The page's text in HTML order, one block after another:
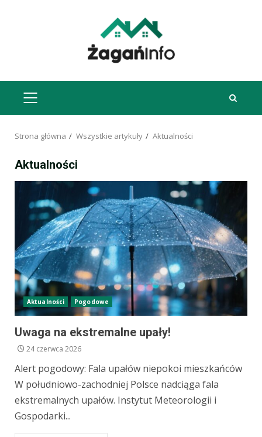
MENU
GŁÓWNE
Strona główna Wszystkie artykuły Aktualności
Aktualności
Aktualności Pogodowe
Uwaga na ekstremalne upały!
24 czerwca 2026
Alert pogodowy: Fala upałów niepokoi mieszkańców
W południowo-zachodniej Polsce nadciąga fala
ekstremalnych upałów. Instytut Meteorologii i
Gospodarki...